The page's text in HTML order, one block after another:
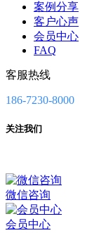
案例分享
客户心声
会员中心
FAQ
客服热线
186-7230-8000
关注我们
微信咨询
会员中心